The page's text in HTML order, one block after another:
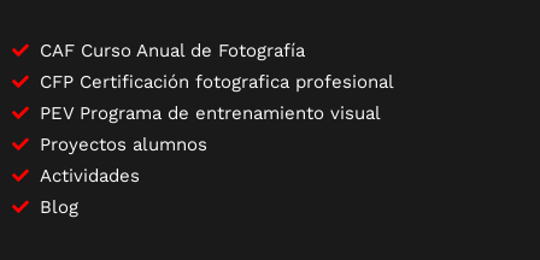
CAF Curso Anual de Fotografía
CFP Certificación fotografica profesional
PEV Programa de entrenamiento visual
Proyectos alumnos
Actividades
Blog